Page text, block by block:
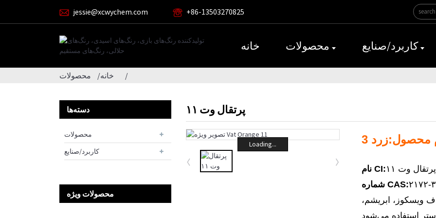
jessie@xcwychem.com ‎+86-13503270825‎
خانه محصولات کاربرد/صنایع
خانه محصولات
دسته‌ها
محصولات
کاربرد/صنایع
محصولات ویژه
پرتقال وت ۱۱
Loading... محصول:
نام CI:
پرتقال وت ۱۱
شماره CAS:۳۳-۰
ویسکوز، ابریشم،